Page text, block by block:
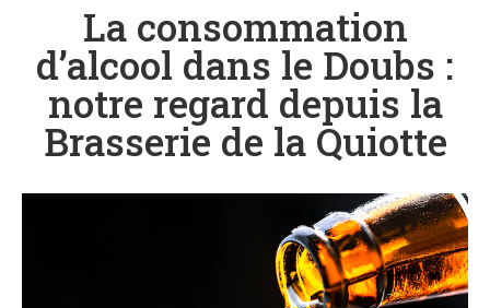
La consommation
d’alcool dans le Doubs :
notre regard depuis la
Brasserie de la Quiotte